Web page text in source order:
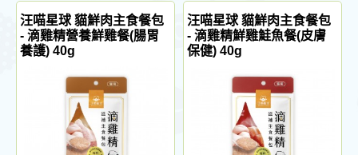
汪喵星球 貓鮮肉主食餐包
- 滴雞精營養鮮雞餐(腸胃
養護) 40g
汪喵星球 貓鮮肉主食餐包
- 滴雞精鮮雞鮭魚餐(皮膚
保健) 40g